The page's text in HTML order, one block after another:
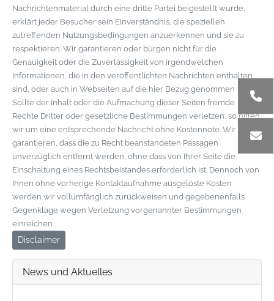
Nachrichtenmaterial durch eine dritte Partei beigestellt wurde,
erklärt jeder Besucher sein Einverständnis, die speziellen
zutreffenden Nutzungsbedingungen anzuerkennen und sie zu
respektieren. Wir garantieren oder bürgen nicht für die
Genauigkeit oder die Zuverlässigkeit von irgendwelchen
Informationen, die in den veröffentlichten Nachrichten enthalten
sind, oder auch in Webseiten auf die hier Bezug genommen wird.
Sollte der Inhalt oder die Aufmachung dieser Seiten fremde
Rechte Dritter oder gesetzliche Bestimmungen verletzen, so bitten
wir um eine entsprechende Nachricht ohne Kostennote. Wir
garantieren, dass die zu Recht beanstandeten Passagen
unverzüglich entfernt werden, ohne dass von Ihrer Seite die
Einschaltung eines Rechtsbeistandes erforderlich ist. Dennoch von
Ihnen ohne vorherige Kontaktaufnahme ausgelöste Kosten
werden wir vollumfänglich zurückweisen und gegebenenfalls
Gegenklage wegen Verletzung vorgenannter Bestimmungen
einreichen.
Disclaimer
News und Aktuelles